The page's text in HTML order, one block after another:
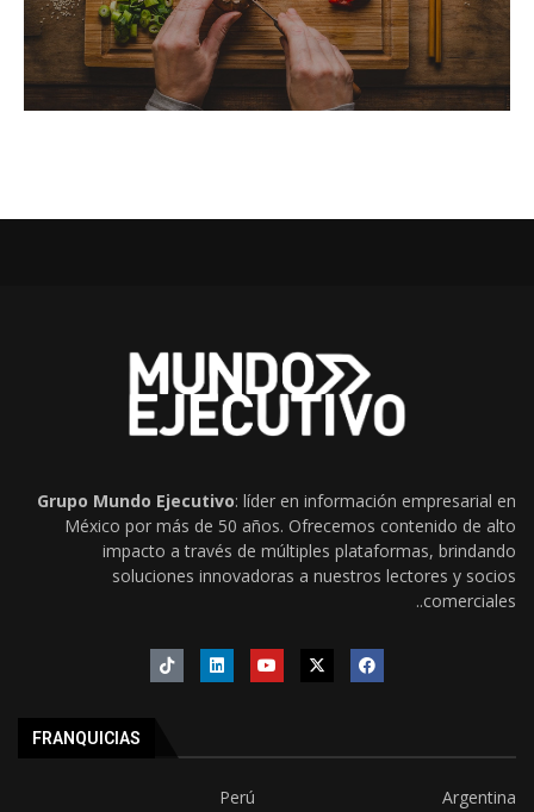
Grupo Mundo Ejecutivo: líder en información empresarial en
México por más de 50 años. Ofrecemos contenido de alto
impacto a través de múltiples plataformas, brindando
soluciones innovadoras a nuestros lectores y socios
comerciales..
FRANQUICIAS
Argentina
Perú